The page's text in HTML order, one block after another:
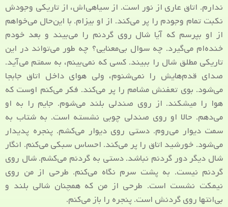
ندارم. اتاق عاری از نور است. از سیاهی‌اش، از تاریکی وجودش
نکبت تمام وجودم را پر می‌کند. از او بیزام. با این‌حال می‌خواهم
از او بپرسم که آیا شال روی گردنم را می‌بیند و بعد خودم
خنده‌ام می‌گیرد. چه سوال بی‌معنایی؟ چه طور می‌تواند در این
تاریکی مطلق شال را ببیند. کسی که نمی‌بینم، به سمتم می‌آید.
صدای قدم‌هایش را نمی‌شنوم، ولی هوای داخل اتاق جابجا
می‌شود. بوی تعفنش مشامم را پر می‌کند. فکر می‌کنم اوست که
هوا را می‎شکند. از روی صندلی بلند می‌شوم. جایم را به او
می‌دهم. حالا او روی صندلی چوبی نشسته است. به شتاب به
سمت دیوار می‌روم. دستی روی دیوار می‌کشم. پنجره پدیدار
می‌شود. خورشید اتاق را پر می‌کند. احساس سبکی می‌کنم. انگار
شال دیگر دور گردنم نباشد. دستی به گردنم می‌کشم. شال روی
گردنم نیست. به پشت سرم نگاه می‌کنم. طرحی از من روی
نیمکت نشست است. طرحی از من که همچنان شالی بلند و
بی‌انتها روی گردنش است. پنجره را باز می‌کنم.